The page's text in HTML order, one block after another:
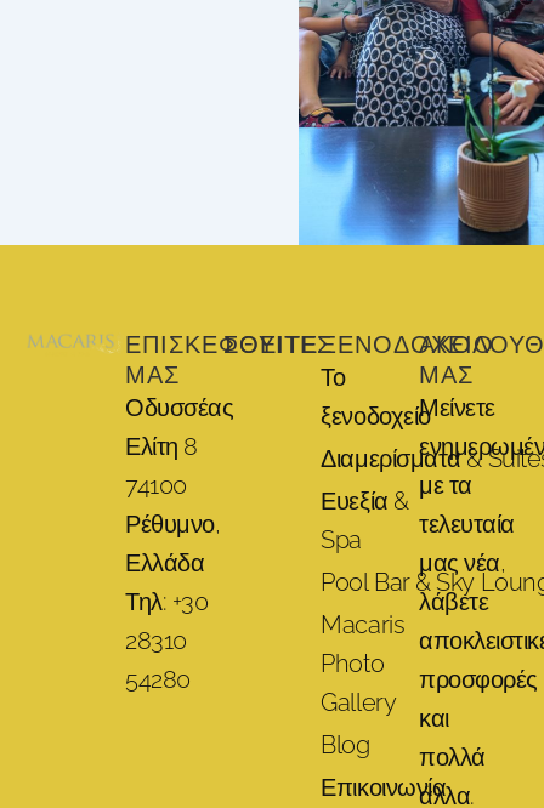
ΕΠΙΣΚΕΦΘΕΊΤΕ
ΜΑΣ
Οδυσσέας
Ελίτη 8
74100
Ρέθυμνο,
Ελλάδα
Τηλ: +30
28310
54280
ΣΟΥΊΤΕΣΞΕΝΟΔΟΧΕΊΟ
Το
ξενοδοχείο
Διαμερίσματα &
Ευεξία &
Spa
Pool Bar & Sky
Macaris
Photo
Gallery
Blog
Επικοινωνία
ΜΑΣ
Μείνετε
με τα
τελευταία
μας νέα,
λάβετε
προσφορές
και
πολλά
άλλα.